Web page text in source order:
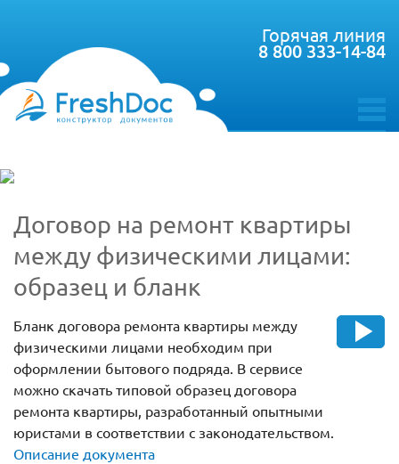
toggle
Горячая линия
8 800 333-14-84
Договор на ремонт квартиры
между физическими лицами:
образец и бланк
Бланк договора ремонта квартиры между
физическими лицами необходим при
оформлении бытового подряда. В сервисе
можно скачать типовой образец договора
ремонта квартиры, разработанный опытными
юристами в соответствии с законодательством.
Описание документа